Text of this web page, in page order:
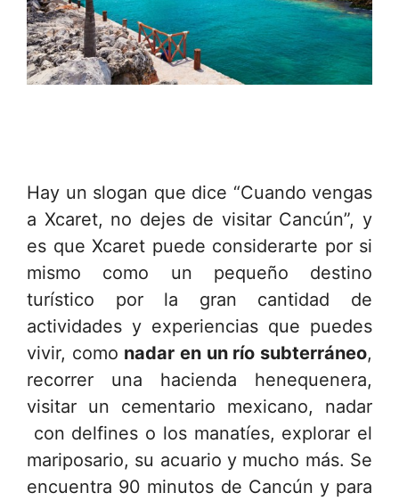
Hay un slogan que dice “Cuando vengas
a Xcaret, no dejes de visitar Cancún”, y
es que Xcaret puede considerarte por si
mismo como un pequeño destino
turístico por la gran cantidad de
actividades y experiencias que puedes
vivir, como nadar en un río subterráneo,
recorrer una hacienda henequenera,
visitar un cementario mexicano, nadar
con delfines o los manatíes, explorar el
mariposario, su acuario y mucho más. Se
encuentra 90 minutos de Cancún y para